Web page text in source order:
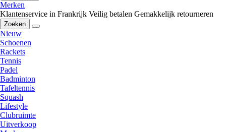
Merken
Klantenservice in Frankrijk Veilig betalen Gemakkelijk retourneren
Zoeken
Nieuw
Schoenen
Rackets
Tennis
Padel
Badminton
Tafeltennis
Squash
Lifestyle
Clubruimte
Uitverkoop